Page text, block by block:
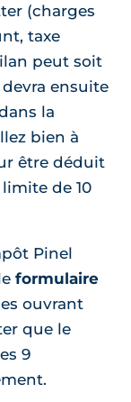
(charges
taxe
peut soit
ensuite
la
bien à
être déduit
de 10
Pinel
formulaire
ouvrant
que le
9